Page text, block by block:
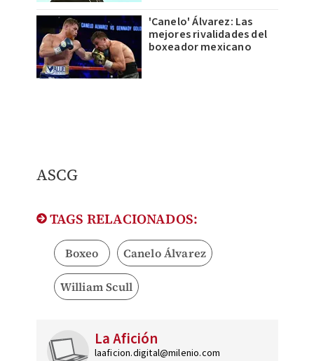
'Canelo' Álvarez: Las
mejores rivalidades del
boxeador mexicano
ASCG
TAGS RELACIONADOS:
Boxeo Canelo Álvarez
William Scull
La Afición
laaficion.digital@milenio.com